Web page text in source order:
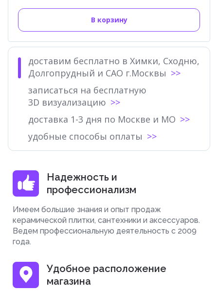
В корзину
доставим бесплатно в Химки, Сходню,
Долгопрудный и САО г.Москвы
записаться на бесплатную
3D визуализацию
доставка 1-3 дня по Москве и МО
удобные способы оплаты
Надежность и
профессионализм
Имеем большие знания и опыт продаж
керамической плитки, сантехники и аксессуаров.
Ведем профессиональную деятельность с 2009
года.
Удобное расположение
магазина